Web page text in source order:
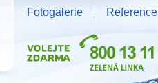
Fotogalerie Reference